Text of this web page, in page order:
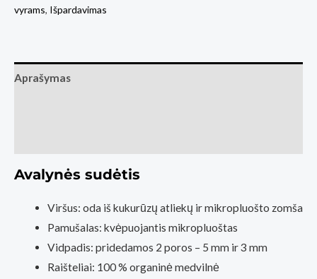
Sneakers
Black
parduotuvė
vyrams, Išpardavimas
Aprašymas
Avalynės sudėtis
Viršus: oda iš kukurūzų atliekų ir mikropluošto zomša
Pamušalas: kvėpuojantis mikropluoštas
Vidpadis: pridedamos 2 poros – 5 mm ir 3 mm
Raišteliai: 100 % organinė medvilnė